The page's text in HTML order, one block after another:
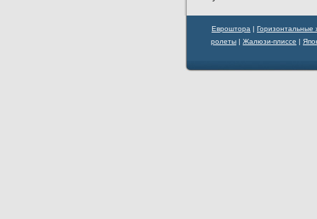
Евроштора | Горизонтальные
ролеты | Жалюзи-плиссе |